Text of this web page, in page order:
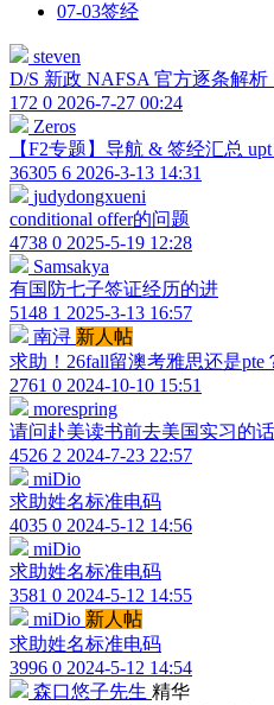
07-03签经
steven
D/S 新政 NAFSA 官方逐条解
172 0 2026-7-27 00:24
Zeros
【F2专题】导航 & 签经汇总 upt
36305 6 2026-3-13 14:31
judydongxueni
conditional offer的问题
4738 0 2025-5-19 12:28
Samsakya
有国防七子签证经历的进
5148 1 2025-3-13 16:57
南浔 新人帖
求助！26fall留澳考雅思还是pte
2761 0 2024-10-10 15:51
morespring
请问赴美读书前去美国实习的
4526 2 2024-7-23 22:57
miDio
求助姓名标准电码
4035 0 2024-5-12 14:56
miDio
求助姓名标准电码
3581 0 2024-5-12 14:55
miDio 新人帖
求助姓名标准电码
3996 0 2024-5-12 14:54
森口悠子先生 精华